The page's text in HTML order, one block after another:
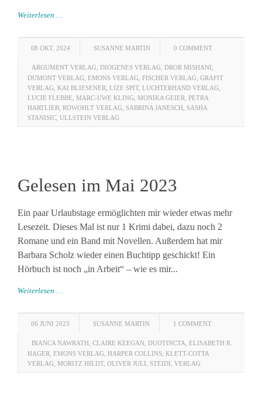
Weiterlesen …
08 OKT. 2024 SUSANNE MARTIN 0 COMMENT
ARGUMENT VERLAG DIOGENES VERLAG DROR MISHANI
DUMONT VERLAG EMONS VERLAG FISCHER VERLAG GRAFIT
VERLAG KAI BLIESENER LIZE SPIT, LUCHTERHAND VERLAG
LUCIE FLEBBE MARC-UWE KLING MONIKA GEIER PETRA
HARTLIEB ROWOHLT VERLAG SABRINA JANESCH SASHA
STANISIC ULLSTEIN VERLAG
Gelesen im Mai 2023
Ein paar Urlaubstage ermöglichten mir wieder etwas mehr
Lesezeit. Dieses Mal ist nur 1 Krimi dabei, dazu noch 2
Romane und ein Band mit Novellen. Außerdem hat mir
Barbara Scholz wieder einen Buchtipp geschickt! Ein
Hörbuch ist noch „in Arbeit“ – wie es mir...
Weiterlesen …
06 JUNI 2023 SUSANNE MARTIN 1 COMMENT
BIANCA NAWRATH CLAIRE KEEGAN DUOTINCTA ELISABETH R.
HAGER EMONS VERLAG HARPER COLLINS KLETT-COTTA
VERLAG MORITZ HILDT, OLIVER JULI STEIDL VERLAG